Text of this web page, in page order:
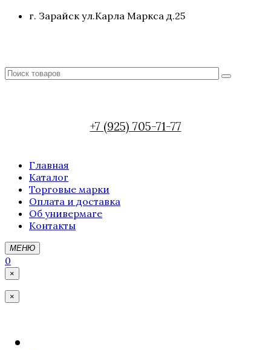
г. Зарайск ул.Карла Маркса д.25
+7 (925) 705-71-77
Главная
Каталог
Торговые марки
Оплата и доставка
Об универмаге
Контакты
МЕНЮ
0
×
×